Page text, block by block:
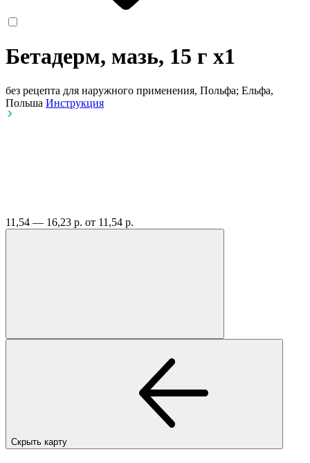
Бетадерм, мазь, 15 г x1
без рецепта для наружного применения, Польфа; Ельфа,
Польша Инструкция
11,54 — 16,23 р. от 11,54 р.
Скрыть карту